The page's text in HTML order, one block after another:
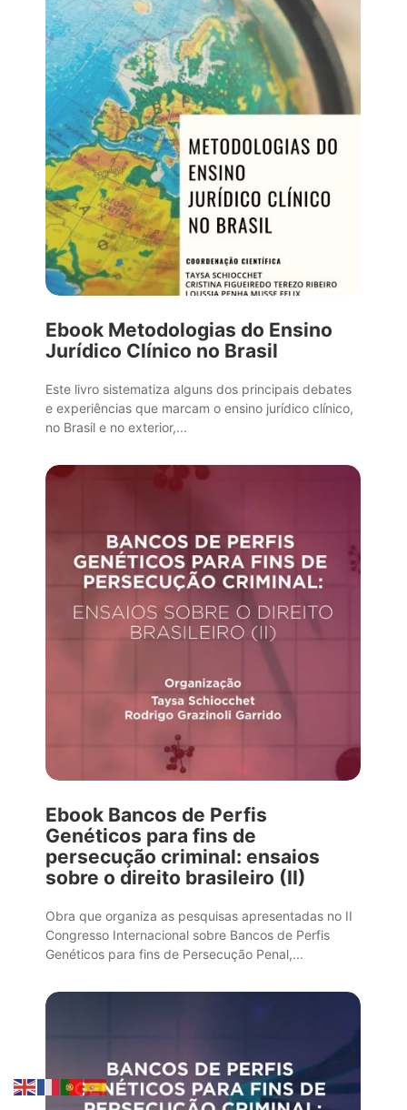
Ebook Metodologias do Ensino
Jurídico Clínico no Brasil
Este livro sistematiza alguns dos principais debates
e experiências que marcam o ensino jurídico clínico,
no Brasil e no exterior,...
Ebook Bancos de Perfis
Genéticos para fins de
persecução criminal: ensaios
sobre o direito brasileiro (II)
Obra que organiza as pesquisas apresentadas no II
Congresso Internacional sobre Bancos de Perfis
Genéticos para fins de Persecução Penal,...